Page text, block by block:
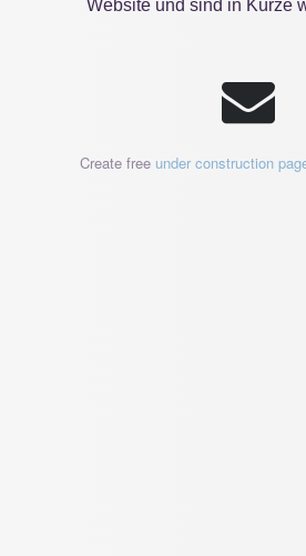
Website und sind in Kürze
Create free under construction